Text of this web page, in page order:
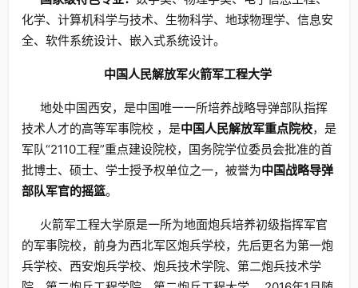
化学、计算机科学与技术、生物科学、地球物理学、信息安
全、软件系统设计、嵌入式系统设计。
中国人民解放军火箭军工程大学
地处中国西安，是中国唯一一所培养战略导弹部队指挥
技术人才的高等军事院校 ，是中国人民解放军重点院校，是
军队“2110工程”重点建设院校，国务院学位委员会批准的首
批博士、硕士、学士授予权单位之一，被誉为中国战略导弹
部队军官的摇篮。
火箭军工程大学原是一所为地面炮兵培养初级指挥军官
的军事院校，前身为西北军区炮兵学校，先后更名为第一炮
兵学校、西安炮兵学校、炮兵技术学院、第二炮兵技术学